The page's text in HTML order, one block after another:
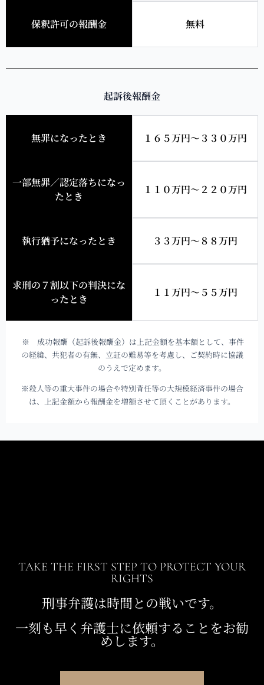
保釈許可の報酬金 無料
起訴後報酬金
無罪になったとき １６５万円～３３０万円
一部無罪／認定落ちになっ
たとき
１１０万円～２２０万円
執行猶予になったとき ３３万円～８８万円
求刑の７割以下の判決にな
ったとき
１１万円～５５万円
※ 成功報酬（起訴後報酬金）は上記金額を基本額として、事件
の経緯、共犯者の有無、立証の難易等を考慮し、ご契約時に協議
のうえで定めます。
※殺人等の重大事件の場合や特別背任等の大規模経済事件の場合
は、上記金額から報酬金を増額させて頂くことがあります。
TAKE THE FIRST STEP TO PROTECT YOUR
RIGHTS
刑事弁護は時間との戦いです。
一刻も早く弁護士に依頼することをお勧
めします。